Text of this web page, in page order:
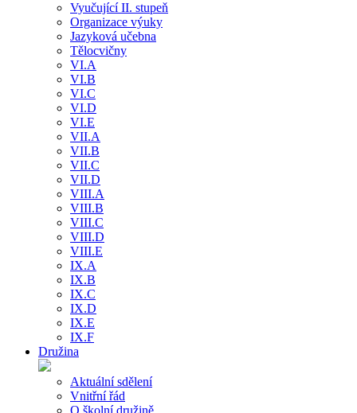
Vyučující II. stupeň
Organizace výuky
Jazyková učebna
Tělocvičny
VI.A
VI.B
VI.C
VI.D
VI.E
VII.A
VII.B
VII.C
VII.D
VIII.A
VIII.B
VIII.C
VIII.D
VIII.E
IX.A
IX.B
IX.C
IX.D
IX.E
IX.F
Družina
Aktuální sdělení
Vnitřní řád
O školní družině